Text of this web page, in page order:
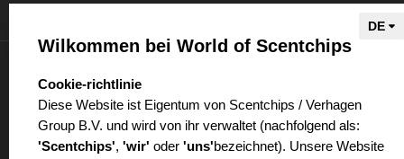
Wilkommen bei World of Scentchips
select language
Cookie-richtlinie
Diese Website ist Eigentum von Scentchips / Verhagen
Group B.V. und wird von ihr verwaltet (nachfolgend als:
'Scentchips', 'wir' oder 'uns'bezeichnet). Unsere Website